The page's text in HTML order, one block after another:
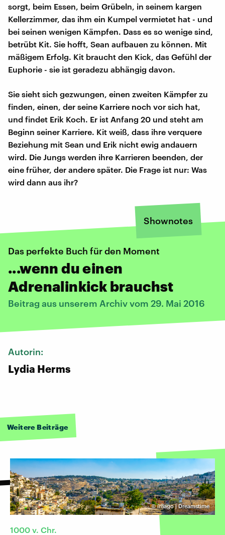
sorgt, beim Essen, beim Grübeln, in seinem kargen
Kellerzimmer, das ihm ein Kumpel vermietet hat - und
bei seinen wenigen Kämpfen. Dass es so wenige sind,
betrübt Kit. Sie hofft, Sean aufbauen zu können. Mit
mäßigem Erfolg. Kit braucht den Kick, das Gefühl der
Euphorie - sie ist geradezu abhängig davon.
Sie sieht sich gezwungen, einen zweiten Kämpfer zu
finden, einen, der seine Karriere noch vor sich hat,
und findet Erik Koch. Er ist Anfang 20 und steht am
Beginn seiner Karriere. Kit weiß, dass ihre verquere
Beziehung mit Sean und Erik nicht ewig andauern
wird. Die Jungs werden ihre Karrieren beenden, der
eine früher, der andere später. Die Frage ist nur: Was
wird dann aus ihr?
Shownotes
Das perfekte Buch für den Moment
...wenn du einen
Adrenalinkick brauchst
Beitrag aus unserem Archiv vom 29. Mai 2016
Autorin:
Lydia Herms
Weitere Beiträge
©imago | Dreamstime
1000 v. Chr.